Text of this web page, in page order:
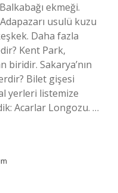
ekmeği.
usulü kuzu
Daha fazla
Kent Park,
biridir. Sakarya’nın
Bilet gişesi
yerleri listemize
Acarlar Longozu. …